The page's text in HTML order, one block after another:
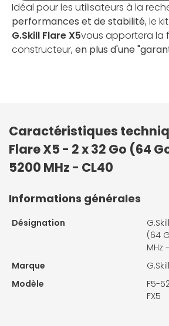
Idéal pour les utilisateurs à la
performances et de stabilité, le
G.Skill Flare X5vous apportera la
constructeur, en plus d'une
Caractéristiques
Flare X5 - 2 x 32 Go (64
5200 MHz - CL40
Informations générales
Désignation
(64
MHz
Marque
G.Skill
Modèle
F5-
FX5